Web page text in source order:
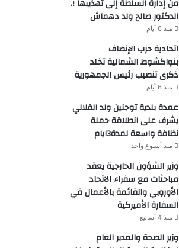
من إدارة السلطة إلى تهذيبها ؛.
الدكتور صالح ولد دهماش
منذ 6 أيام
اتحادية حزب الإنصاف
بنواكشوط الشمالية تخلد
ذكرى تنصيب رئيس الجمهورية
منذ 6 أيام
عمدة بلدية توجنين ولد الفلالي
يشرف على انطلاقة حملة
نظافة واسعة لمدة3ايام
منذ أسبوع واحد
وزير الشؤون الخارجية يعقد
مباحثات مع سفراء الاتحاد
الأوروبي والقائمة بالأعمال في
السفارة الأميركية
منذ 4 أسابيع
وزير الصحة والمدير العام